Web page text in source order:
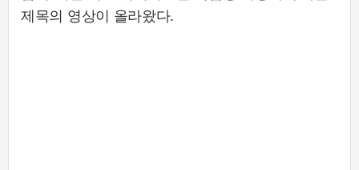
제목의 영상이 올라왔다.